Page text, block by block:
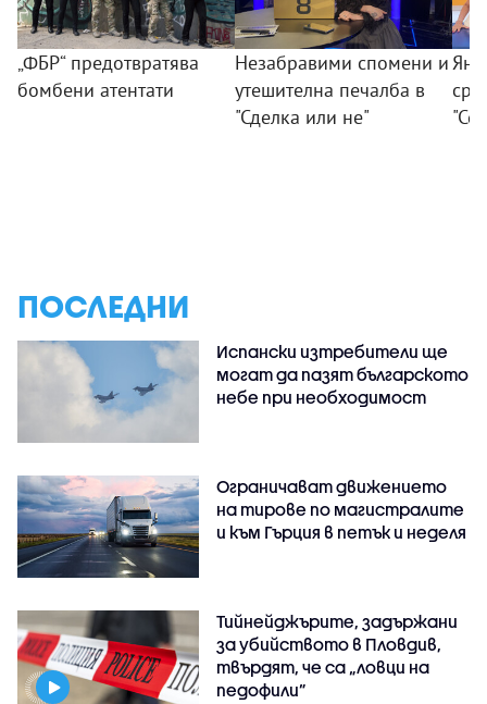
„ФБР“ предотвратява
бомбени атентати
Незабравими спомени и
утешителна печалба в
"Сделка или не"
ПОСЛЕДНИ
Испански изтребители ще
могат да пазят българското
небе при необходимост
Ограничават движението
на тирове по магистралите
и към Гърция в петък и неделя
Тийнейджърите, задържани
за убийството в Пловдив,
твърдят, че са „ловци на
педофили”